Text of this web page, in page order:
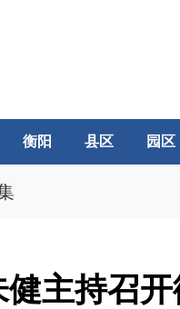
衡阳 县区 园区
健主持召